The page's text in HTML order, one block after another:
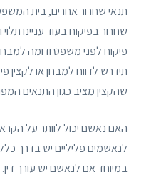
תנאי שחרור אחרים, בית
שחרור בפיקוח בעוד עניינו
פיקוח לפני משפט ודומה
תידרש לדווח למבחן או לקצין
שהקצין מציב כגון התנאים
האם נאשם יכול לוותר על
לנאשמים פליליים יש בדרך
במיוחד אם לנאשם יש עורך